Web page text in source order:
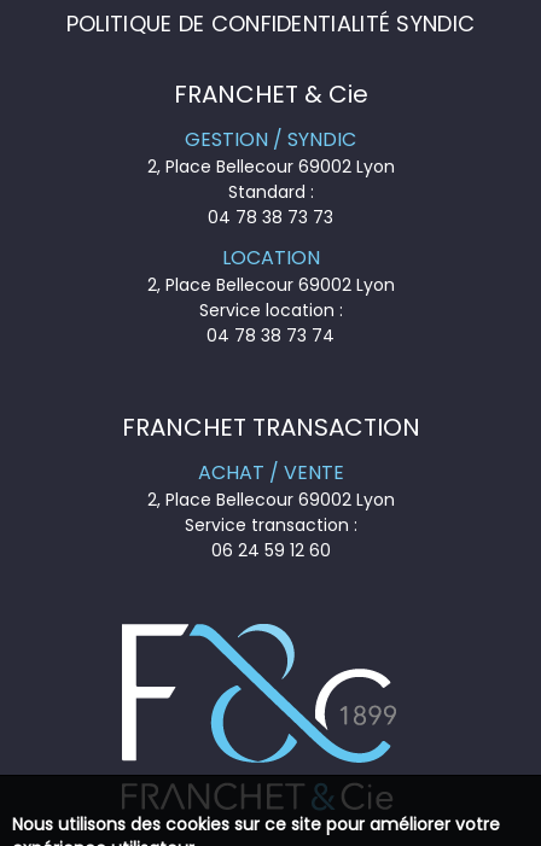
POLITIQUE DE CONFIDENTIALITÉ SYNDIC
FRANCHET & Cie
GESTION / SYNDIC
2, Place Bellecour 69002 Lyon
Standard :
04 78 38 73 73
LOCATION
2, Place Bellecour 69002 Lyon
Service location :
04 78 38 73 74
FRANCHET TRANSACTION
ACHAT / VENTE
2, Place Bellecour 69002 Lyon
Service transaction :
06 24 59 12 60
Nous utilisons des cookies sur ce site pour améliorer votre